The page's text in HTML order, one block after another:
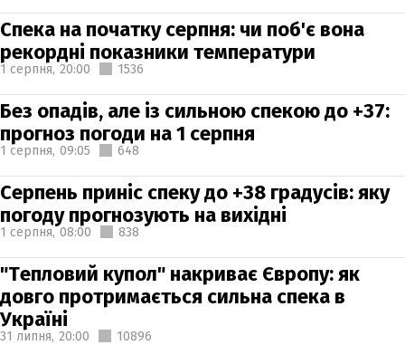
Спека на початку серпня: чи поб'є вона
рекордні показники температури
1 серпня, 20:00 1536
Без опадів, але із сильною спекою до +37:
прогноз погоди на 1 серпня
1 серпня, 09:05 648
Серпень приніс спеку до +38 градусів: яку
погоду прогнозують на вихідні
1 серпня, 08:00 838
"Тепловий купол" накриває Європу: як
довго протримається сильна спека в
Україні
31 липня, 20:00 10896